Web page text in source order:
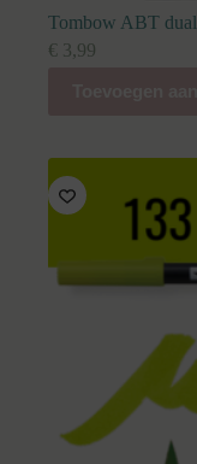
Tombow ABT
€ 3,99